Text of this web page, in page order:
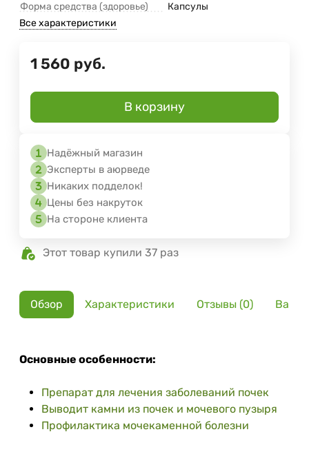
Форма средства (здоровье)
Капсулы
Все характеристики
1 560 руб.
В корзину
Надёжный магазин
Эксперты в аюрведе
Никаких подделок!
Цены без накруток
На стороне клиента
Этот товар купили 37 раз
Обзор Характеристики Отзывы (0)
Основные особенности:
Препарат для лечения заболеваний почек
Выводит камни из почек и мочевого пузыря
Профилактика мочекаменной болезни